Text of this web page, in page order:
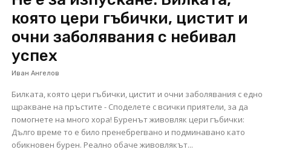
която цери гъбички, цистит и
очни заболявания с небивал
успех
Иван Ангелов
Билката, която цери гъбички, цистит и очни заболявания с едно
щракване на пръстите - Споделете с всички приятели, за да
помогнете на много хора! Буренът живовляк цери гъбички:
Дълго време то е било пренебрегвано и подминавано като
обикновен бурен. Реално обаче живовлякът...